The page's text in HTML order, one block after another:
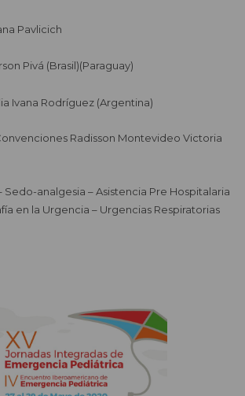
Pavlicich
Pivá (Brasil)(Paraguay)
Ivana Rodríguez (Argentina)
Radisson Montevideo Victoria
Sedo-analgesia – Asistencia Pre Hospitalaria
en la Urgencia – Urgencias Respiratorias